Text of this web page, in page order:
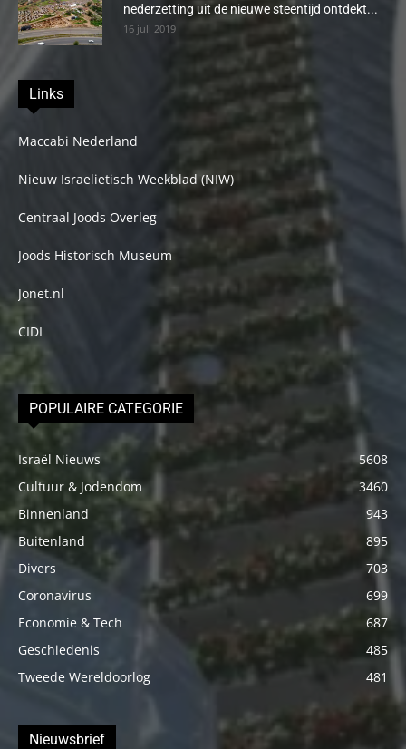
nederzetting uit de nieuwe steentijd ontdekt...
16 juli 2019
Links
Maccabi Nederland
Nieuw Israelietisch Weekblad (NIW)
Centraal Joods Overleg
Joods Historisch Museum
Jonet.nl
CIDI
POPULAIRE CATEGORIE
Israël Nieuws
5608
Cultuur & Jodendom
3460
Binnenland
943
Buitenland
895
Divers
703
Coronavirus
699
Economie & Tech
687
Geschiedenis
485
Tweede Wereldoorlog
481
Nieuwsbrief